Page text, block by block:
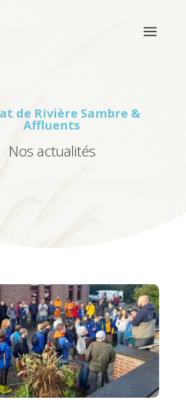
a
de Rivière Sambre &
Affluents
Nos actualités